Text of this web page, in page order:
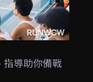
指導助你備戰